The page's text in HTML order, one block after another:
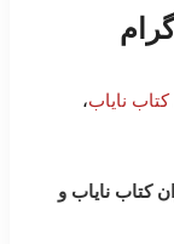
کتاب نایاب،
کتاب نایاب و